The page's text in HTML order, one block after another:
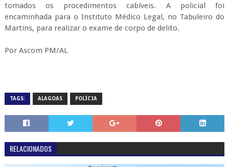
tomados os procedimentos cabíveis. A policial foi
encaminhada para o Instituto Médico Legal, no Tabuleiro do
Martins, para realizar o exame de corpo de delito.
Por Ascom PM/AL
TAGS: ALAGOAS POLÍCIA
RELACIONADOS